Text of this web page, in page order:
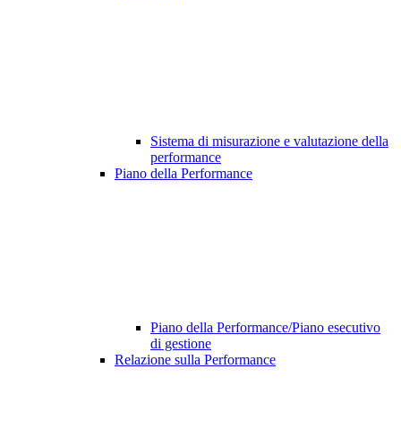
Sistema di misurazione e valutazione della
performance
Piano della Performance
Piano della Performance/Piano esecutivo
di gestione
Relazione sulla Performance